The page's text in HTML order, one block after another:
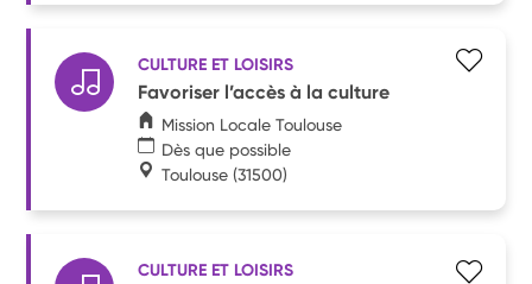
CULTURE ET LOISIRS
Favoriser l’accès à la culture
Mission Locale Toulouse
Dès que possible
Toulouse (31500)
CULTURE ET LOISIRS